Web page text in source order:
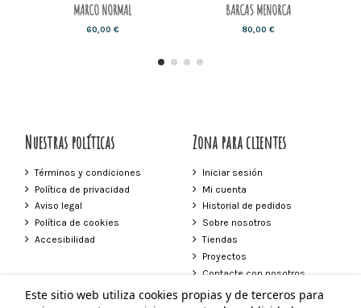
MARCO NORMAL
60,00 €
BARCAS MENORCA
80,00 €
Nuestras políticas
Términos y condiciones
Política de privacidad
Aviso legal
Política de cookies
Accesibilidad
Zona para clientes
Iniciar sesión
Mi cuenta
Historial de pedidos
Sobre nosotros
Tiendas
Proyectos
Contacte con nosotros
Contacto
Este sitio web utiliza cookies propias y de terceros para